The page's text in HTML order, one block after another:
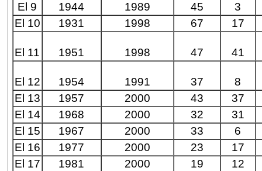
El 9
1944 1989 45
3
El 10
1931 1998 67 17
El 11 1951 1998 47 41
El 12 1954 1991 37
8
El 13
1957 2000 43
37
El 14
1968 2000 32
31
El 15
1967 2000 33
6
El 16
1977 2000 23
17
El 17
1981 2000 19
12